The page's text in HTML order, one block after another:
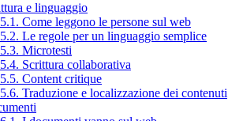
e linguaggio
Come leggono le persone sul web
Le regole per un linguaggio semplice
Microtesti
Scrittura collaborativa
Content critique
Traduzione e localizzazione dei contenuti